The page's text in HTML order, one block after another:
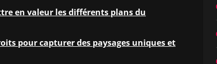
en valeur les différents plans du
pour capturer des paysages uniques et